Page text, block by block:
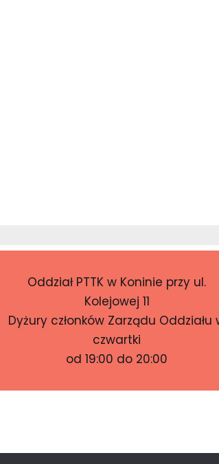
Oddział PTTK w Koninie przy ul.
Kolejowej 11
Dyżury członków Zarządu Oddziału
czwartki
od 19:00 do 20:00